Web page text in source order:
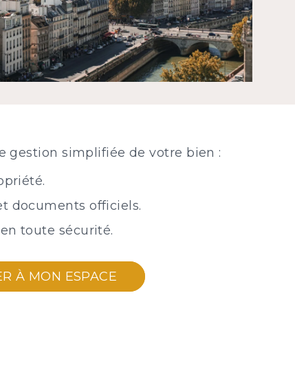
gestion simplifiée de votre bien :
documents officiels.
toute sécurité.
À MON ESPACE